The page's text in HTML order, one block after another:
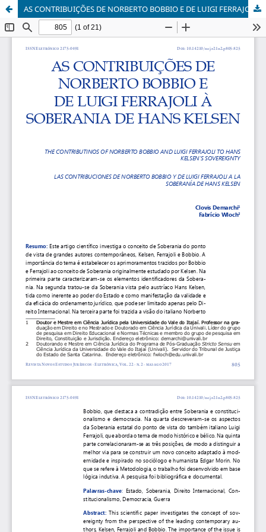
AS CONTRIBUIÇÕES DE NORBERTO BOBBIO E DE LUIGI FERRAJOLI À SOBERANIA DE HANS KELSEN